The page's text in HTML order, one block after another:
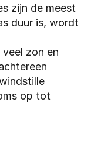
zijn de meest
duur is, wordt
zon en
op tot